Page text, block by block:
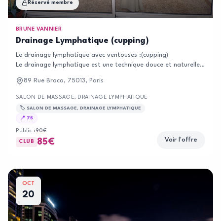
Réservé membre
BRUNE VANNIER
Drainage Lymphatique (cupping)
Le drainage lymphatique avec ventouses :(cupping)​
Le drainage lymphatique est une technique douce et naturelle qui
💡 Ils sont également parfaits en accompagnement d’une perte de
89 Rue Broca, 75013, Paris
SALON DE MASSAGE, DRAINAGE LYMPHATIQUE
🏷️ SALON DE MASSAGE, DRAINAGE LYMPHATIQUE
📍 75
Public :90€
CLUB
85€ Voir l'offre
OCT
20